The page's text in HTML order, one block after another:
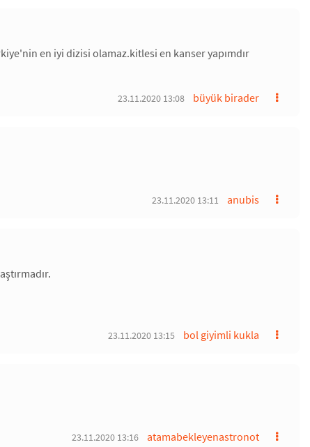
en iyi dizisi olamaz.kitlesi en kanser yapımdır
büyük birader
23.11.2020 13:08
anubis
23.11.2020 13:11
bol giyimli kukla
23.11.2020 13:15
atamabekleyenastronot
23.11.2020 13:16